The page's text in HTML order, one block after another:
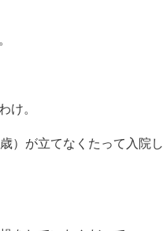
け。
）が立てなくたって入院し